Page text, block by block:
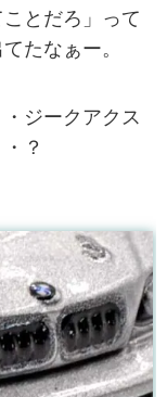
とだろ」って
たなぁー。
ジークアクス
？